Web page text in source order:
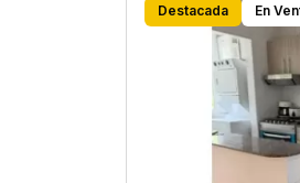
Destacada En